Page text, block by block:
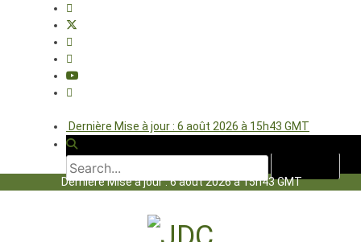
Dernière Mise à jour : 6 août 2026 à 15h43 GMT
Dernière Mise à jour : 6 août 2026 à 15h43 GMT